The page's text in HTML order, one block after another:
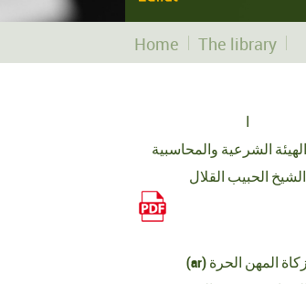
Home The library
ا
الشرعية والمحاسبية
الشيخ الحبيب القلال
(ar) زكاة المهن الحرة